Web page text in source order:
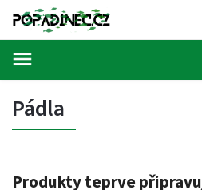
Pádla
Produkty teprve